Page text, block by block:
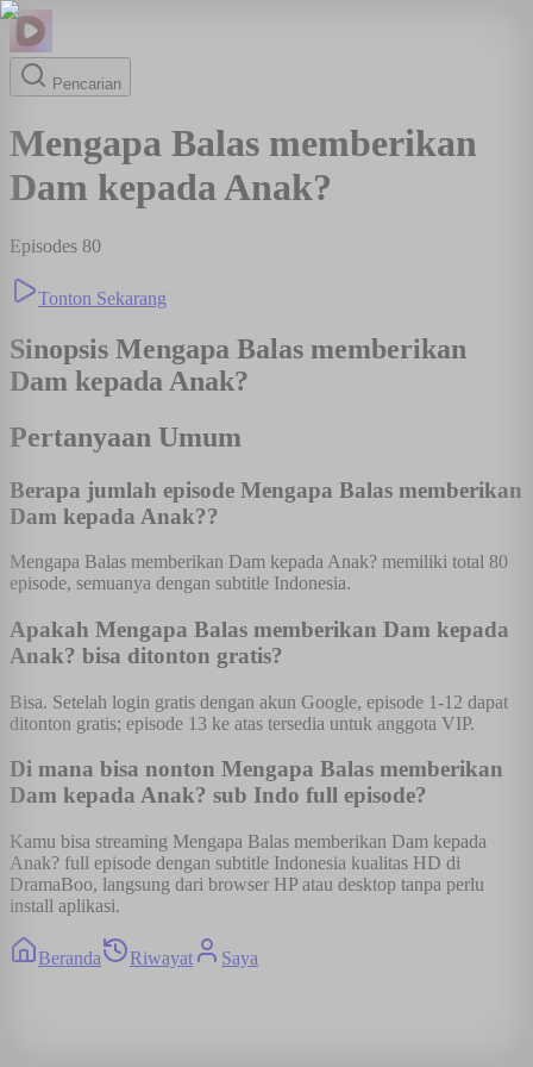
Pencarian
Mengapa Balas memberikan
Dam kepada Anak?
Episodes 80
Tonton Sekarang
Sinopsis Mengapa Balas memberikan
Dam kepada Anak?
Pertanyaan Umum
Berapa jumlah episode Mengapa Balas memberikan
Dam kepada Anak??
Mengapa Balas memberikan Dam kepada Anak? memiliki total 80
episode, semuanya dengan subtitle Indonesia.
Apakah Mengapa Balas memberikan Dam kepada
Anak? bisa ditonton gratis?
Bisa. Setelah login gratis dengan akun Google, episode 1-12 dapat
ditonton gratis; episode 13 ke atas tersedia untuk anggota VIP.
Di mana bisa nonton Mengapa Balas memberikan
Dam kepada Anak? sub Indo full episode?
Kamu bisa streaming Mengapa Balas memberikan Dam kepada
Anak? full episode dengan subtitle Indonesia kualitas HD di
DramaBoo, langsung dari browser HP atau desktop tanpa perlu
install aplikasi.
Beranda Riwayat Saya